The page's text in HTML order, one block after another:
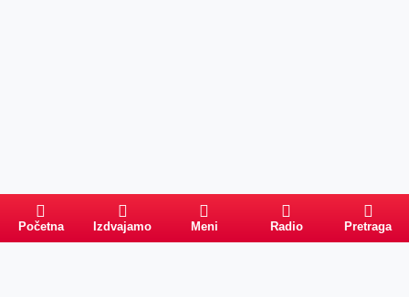
Početna Izdvajamo Meni Radio Pretraga